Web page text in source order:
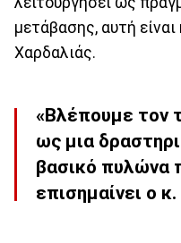
μετάβασης, αυτή
Χαρδαλιάς.
«Βλέπουμε τον
ως μια
βασικό πυλώνα
επισημαίνει ο